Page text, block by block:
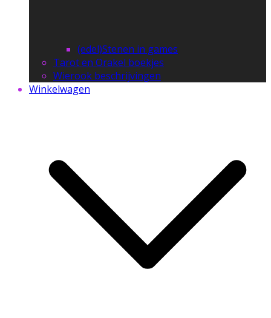
(edel)Stenen in games
Tarot en Orakel boekjes
Wierook beschrijvingen
Winkelwagen